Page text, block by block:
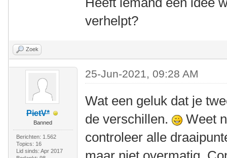
verhelpt?
Zoek
PietV*
Banned
Berichten: 1.562
Topics: 16
Lid sinds: Apr 2017
25-Jun-2021, 09:28 AM
Wat een geluk dat je
de verschillen.
Weet
controleer alle